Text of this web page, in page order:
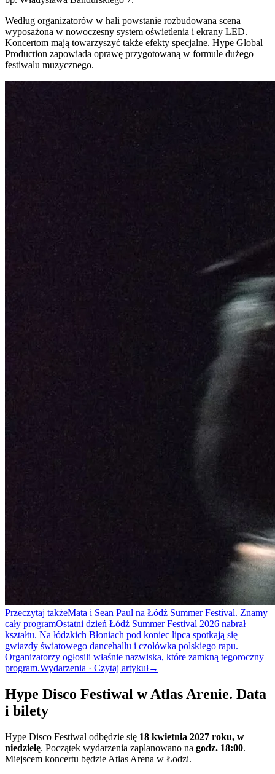
Według organizatorów w hali powstanie rozbudowana scena
wyposażona w nowoczesny system oświetlenia i ekrany LED.
Koncertom mają towarzyszyć także efekty specjalne. Hype Global
Production zapowiada oprawę przygotowaną w formule dużego
festiwalu muzycznego.
Przeczytaj takżeMata i Sean Paul na Łódź Summer Festival. Znamy
cały programOstatni dzień Łódź Summer Festival 2026 nabrał
kształtu. Na łódzkich Błoniach pod koniec lipca spotkają się
gwiazdy światowego dancehallu i czołówka polskiego rapu.
Organizatorzy ogłosili właśnie nazwiska, które zamkną tegoroczny
program.Wydarzenia · Czytaj artykuł→
Hype Disco Festiwal w Atlas Arenie. Data
i bilety
Hype Disco Festiwal odbędzie się 18 kwietnia 2027 roku, w
niedzielę. Początek wydarzenia zaplanowano na godz. 18:00.
Miejscem koncertu będzie Atlas Arena w Łodzi.